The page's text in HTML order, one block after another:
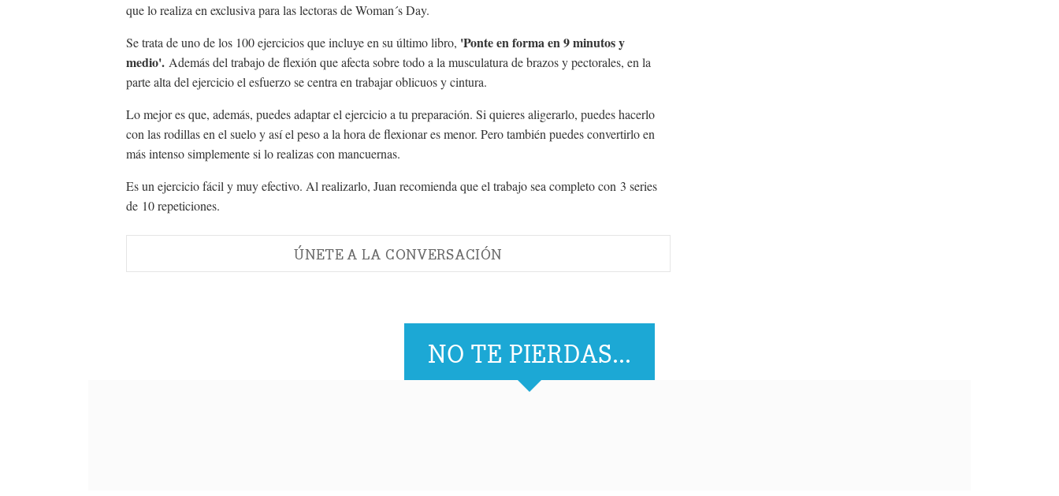
que lo realiza en exclusiva para las lectoras de Woman´s Day.
Se trata de uno de los 100 ejercicios que incluye en su último libro, 'Ponte en forma en 9 minutos y
medio'. Además del trabajo de flexión que afecta sobre todo a la musculatura de brazos y pectorales, en la
parte alta del ejercicio el esfuerzo se centra en trabajar oblicuos y cintura.
Lo mejor es que, además, puedes adaptar el ejercicio a tu preparación. Si quieres aligerarlo, puedes hacerlo
con las rodillas en el suelo y así el peso a la hora de flexionar es menor. Pero también puedes convertirlo en
más intenso simplemente si lo realizas con mancuernas.
Es un ejercicio fácil y muy efectivo. Al realizarlo, Juan recomienda que el trabajo sea completo con 3 series
de 10 repeticiones.
ÚNETE A LA CONVERSACIÓN
NO TE PIERDAS...